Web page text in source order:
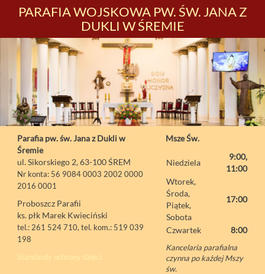
PARAFIA WOJSKOWA PW. ŚW. JANA Z
DUKLI W ŚREMIE
Parafia pw. św. Jana z Dukli w
Śremie
ul. Sikorskiego 2, 63-100 ŚREM
Nr konta: 56 9084 0003 2002 0000
2016 0001
Proboszcz Parafii
ks. płk Marek Kwieciński
tel.: 261 524 710, tel. kom.: 519 039
198
Standardy ochrony dzieci
Msze Św.
Niedziela
9:00,
11:00
Wtorek,
Środa,
Piątek,
Sobota
17:00
Czwartek 8:00
Kancelaria parafialna
czynna po każdej Mszy
św.